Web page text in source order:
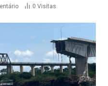
0 Visitas